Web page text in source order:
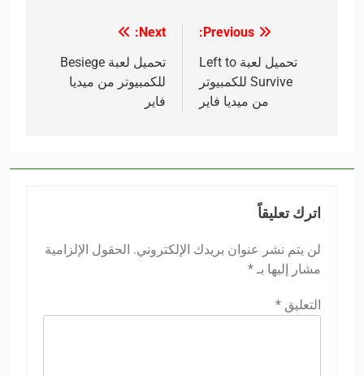
المقالات
Previous:
تحميل لعبة Left to
Survive للكمبيوتر
من ميديا فاير
Next:
تحميل لعبة Besiege
للكمبيوتر من ميديا
فاير
اترك تعليقاً
لن يتم نشر عنوان بريدك الإلكتروني. الحقول الإلزامية
مشار إليها بـ *
التعليق *